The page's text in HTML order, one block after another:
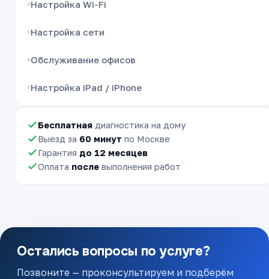
Настройка Wi-Fi
Настройка сети
Обслуживание офисов
Настройка iPad / iPhone
Бесплатная диагностика на дому
Выезд за 60 минут по Москве
Гарантия до 12 месяцев
Оплата после выполнения работ
Остались вопросы по услуге?
Позвоните — проконсультируем и подберём